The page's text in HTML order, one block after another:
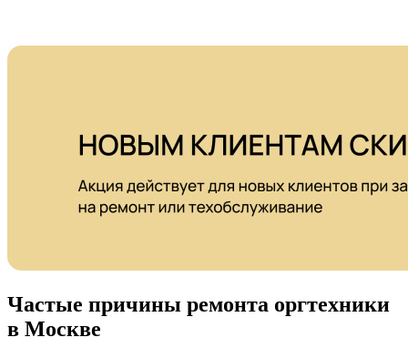
Частые причины ремонта оргтехники
в Москве